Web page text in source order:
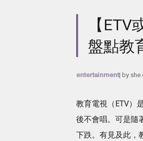
【
盤點教
entertainment| by
教育電視（ETV）
後不會唱。可是隨
下跌。有見及此，